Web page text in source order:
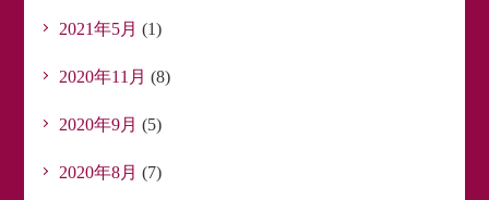
2021年5月 (1)
2020年11月 (8)
2020年9月 (5)
2020年8月 (7)